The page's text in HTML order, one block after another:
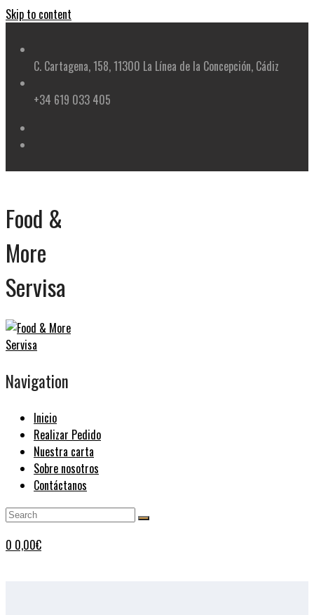
Skip to content
C. Cartagena, 158, 11300 La Línea de la Concepción, Cádiz
+34 619 033 405
Food &
More
Servisa
Navigation
Inicio
Realizar Pedido
Nuestra carta
Sobre nosotros
Contáctanos
0 0,00€